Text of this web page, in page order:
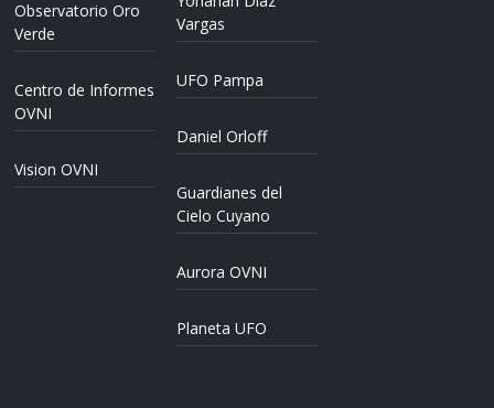
Observatorio Oro
Verde
Centro de Informes
OVNI
Vision OVNI
Vargas
UFO Pampa
Daniel Orloff
Guardianes del
Cielo Cuyano
Aurora OVNI
Planeta UFO